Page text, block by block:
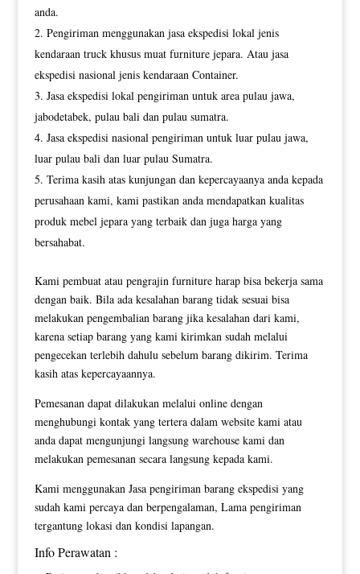
anda.
Pengiriman menggunakan jasa ekspedisi lokal jenis
kendaraan truck khusus muat furniture jepara. Atau jasa
ekspedisi nasional jenis kendaraan Container.
Jasa ekspedisi lokal pengiriman untuk area pulau jawa,
jabodetabek, pulau bali dan pulau sumatra.
Jasa ekspedisi nasional pengiriman untuk luar pulau jawa,
luar pulau bali dan luar pulau Sumatra.
Terima kasih atas kunjungan dan kepercayaanya anda kepada
perusahaan kami, kami pastikan anda mendapatkan kualitas
produk mebel jepara yang terbaik dan juga harga yang
bersahabat.
Kami pembuat atau pengrajin furniture harap bisa bekerja sama
dengan baik. Bila ada kesalahan barang tidak sesuai bisa
melakukan pengembalian barang jika kesalahan dari kami,
karena setiap barang yang kami kirimkan sudah melalui
pengecekan terlebih dahulu sebelum barang dikirim. Terima
kasih atas kepercayaannya.
Pemesanan dapat dilakukan melalui online dengan
menghubungi kontak yang tertera dalam website kami atau
anda dapat mengunjungi langsung warehouse kami dan
melakukan pemesanan secara langsung kepada kami.
Kami menggunakan Jasa pengiriman barang ekspedisi yang
sudah kami percaya dan berpengalaman, Lama pengiriman
tergantung lokasi dan kondisi lapangan.
Info Perawatan :